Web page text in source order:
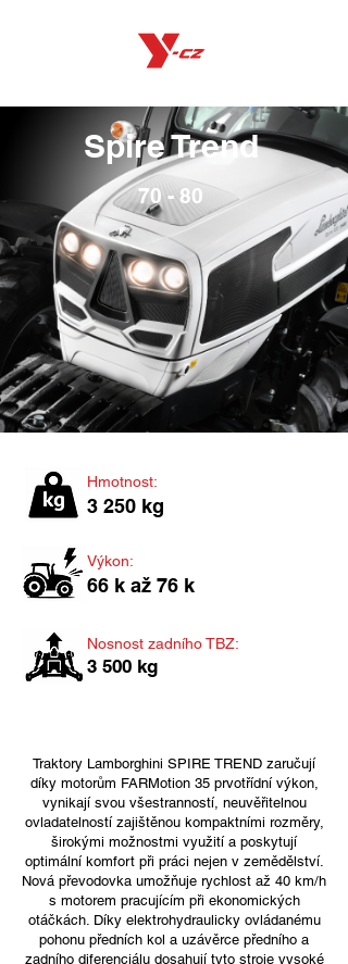
Spire Trend
70 - 80
Hmotnost:
3 250 kg
Výkon:
66 k až 76 k
Nosnost zadního TBZ:
3 500 kg
Traktory Lamborghini SPIRE TREND zaručují
díky motorům FARMotion 35 prvotřídní výkon,
vynikají svou všestranností, neuvěřitelnou
ovladatelností zajištěnou kompaktními rozměry,
širokými možnostmi využití a poskytují
optimální komfort při práci nejen v zemědělství.
Nová převodovka umožňuje rychlost až 40 km/h
s motorem pracujícím při ekonomických
otáčkách. Díky elektrohydraulicky ovládanému
pohonu předních kol a uzávěrce předního a
zadního diferenciálu dosahují tyto stroje vysoké